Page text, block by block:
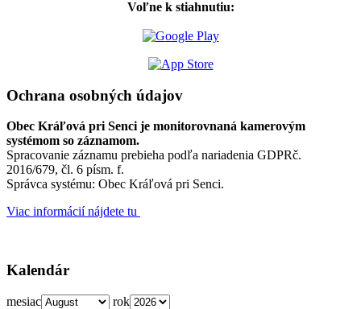
Voľne k stiahnutiu:
Ochrana osobných údajov
Obec Kráľová pri Senci je monitorovnaná kamerovým
systémom so záznamom.
Spracovanie záznamu prebieha podľa nariadenia GDPRč.
2016/679, čl. 6 písm. f.
Správca systému: Obec Kráľová pri Senci.
Viac informácií nájdete tu
Kalendár
mesiac rok